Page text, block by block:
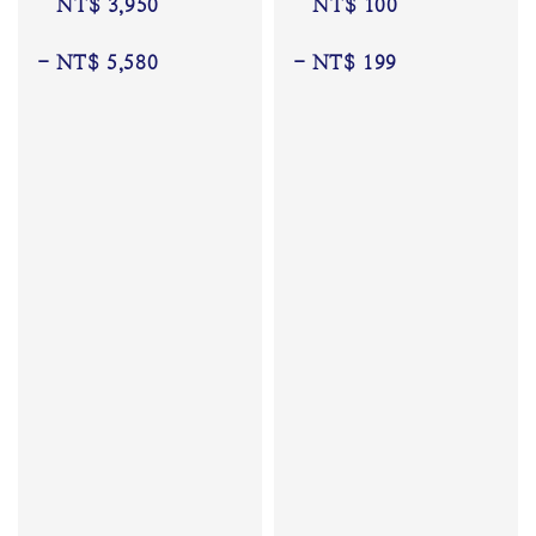
NT$ 3,950
- NT$ 5,580
NT$ 100
- NT$ 199